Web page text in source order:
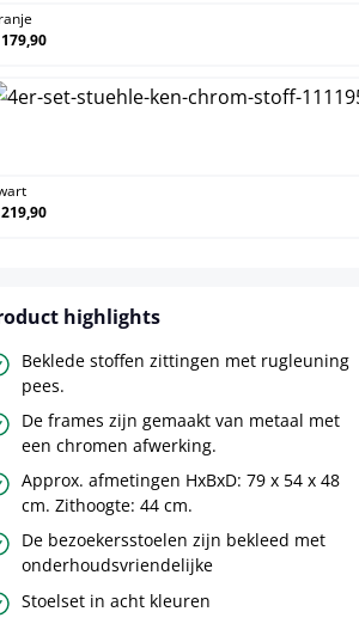
highlights
Beklede stoffen zittingen met rugleuning
pees.
De frames zijn gemaakt van metaal met
een chromen afwerking.
Approx. afmetingen HxBxD: 79 x 54 x 48
cm. Zithoogte: 44 cm.
De bezoekersstoelen zijn bekleed met
onderhoudsvriendelijke
Stoelset in acht kleuren